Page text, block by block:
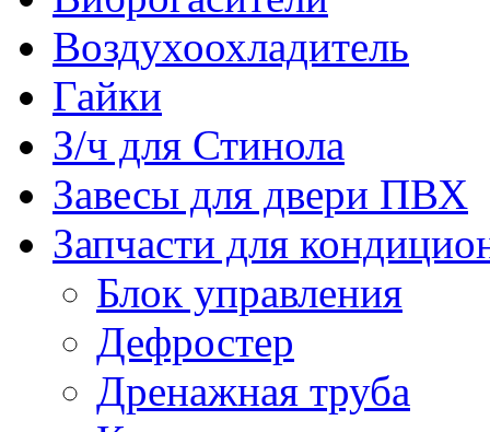
Воздухоохладитель
Гайки
З/ч для Стинола
Завесы для двери ПВХ
Запчасти для
Блок управления
Дефростер
Дренажная труба